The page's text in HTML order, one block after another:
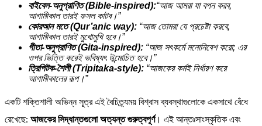
বাইবেল-অনুপ্রাণিত (Bible-inspired):“আজ আমরা যা বপন করব,
আগামীকাল তারই ফসল কাটব।”
কোরআন মতে (Qur’anic way): “আজ তোমরা যে প্রচেষ্টা করবে,
আগামীকাল তারই মুখোমুখি হবে।”
গীতা-অনুপ্রাণিত (Gita-inspired): “আজ সৎকর্মে মনোনিবেশ করো; এর
ওপর ভিত্তি করেই ভবিষ্যৎ উন্মোচিত হবে।”
ত্রিপিটক-শৈলী (Tripitaka-style): “আজকের কর্মই নির্ধারণ করে
আগামীকালের রূপ।”
একটি শক্তিশালী অভিন্ন সূত্র এই বৈচিত্র্যময় বিশ্বাস ব্যবস্থাগুলোকে একসাথে বেঁধে
রেখেছে: আজকের সিদ্ধান্তগুলো অত্যন্ত গুরুত্বপূর্ণ। এই আন্তঃসাংস্কৃতিক এবং